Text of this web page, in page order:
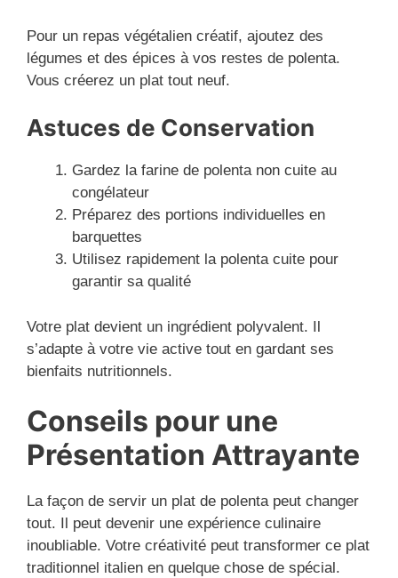
Pour un repas végétalien créatif, ajoutez des
légumes et des épices à vos restes de polenta.
Vous créerez un plat tout neuf.
Astuces de Conservation
Gardez la farine de polenta non cuite au
congélateur
Préparez des portions individuelles en
barquettes
Utilisez rapidement la polenta cuite pour
garantir sa qualité
Votre plat devient un ingrédient polyvalent. Il
s’adapte à votre vie active tout en gardant ses
bienfaits nutritionnels.
Conseils pour une
Présentation Attrayante
La façon de servir un plat de polenta peut changer
tout. Il peut devenir une expérience culinaire
inoubliable. Votre créativité peut transformer ce plat
traditionnel italien en quelque chose de spécial.